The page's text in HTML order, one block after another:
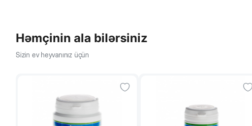
Həmçinin ala bilərsiniz
Sizin ev heyvanınız üçün